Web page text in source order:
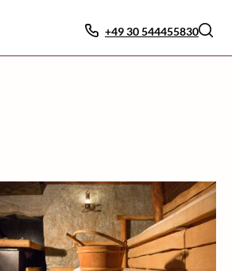
+49 30 544455830